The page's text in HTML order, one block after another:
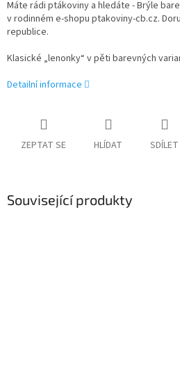
Máte rádi ptákoviny a hledáte - Brýle
v rodinném e-shopu ptakoviny-cb.cz.
republice.
Klasické „lenonky“ v pěti barevných
Detailní informace
ZEPTAT SE HLÍDAT SDÍLET
Související produkty